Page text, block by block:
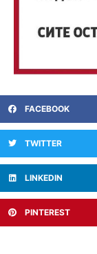
FACEBOOK
TWITTER
LINKEDIN
PINTEREST